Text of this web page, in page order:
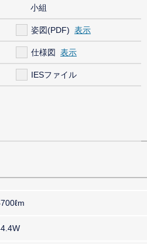
小組
姿図(PDF)
仕様図
IESファイル